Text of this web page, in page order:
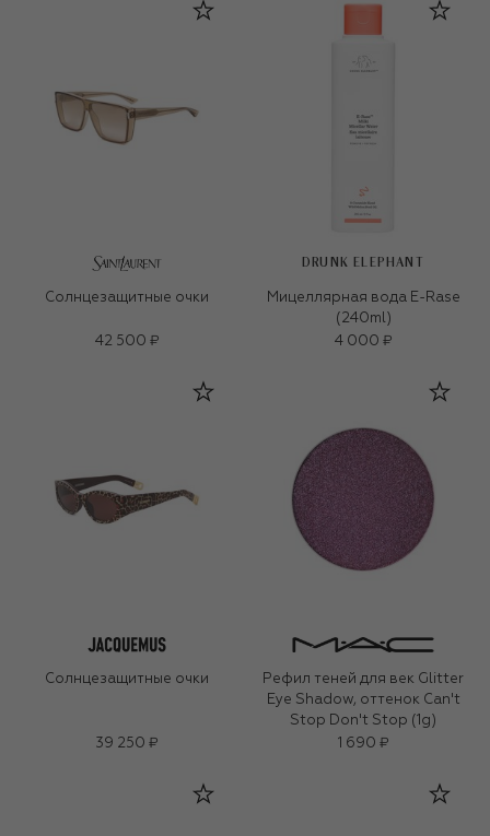
Солнцезащитные очки
42 500 ₽
DRUNK ELEPHANT
Мицеллярная вода E-Rase
(240ml)
4 000 ₽
Солнцезащитные очки
39 250 ₽
Рефил теней для век Glitter
Eye Shadow, оттенок Can't
Stop Don't Stop (1g)
1 690 ₽